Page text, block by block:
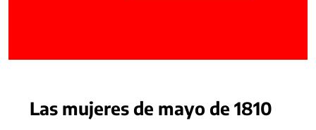
Las mujeres de mayo de 1810